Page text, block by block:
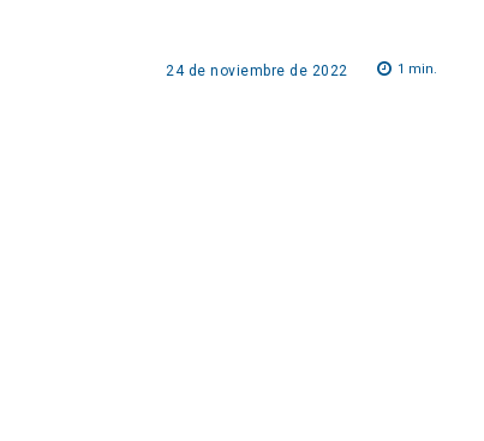
24 de noviembre de 2022 1 min.